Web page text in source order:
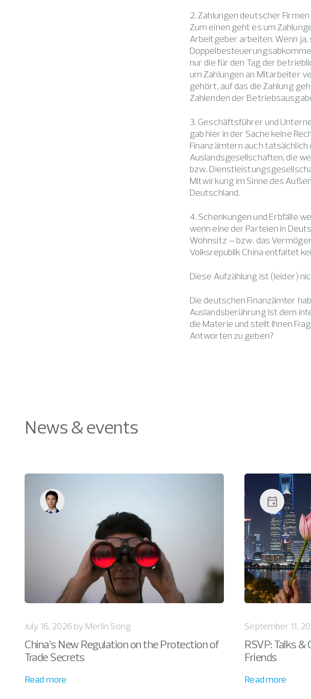
2. Zahlungen deutscher
Zum einen geht es um
Arbeitgeber arbeiten. Wenn
nur die für den Tag der
um Zahlungen an Mitarbeiter
gehört, auf das die Zahlung
Zahlenden der
3. Geschäftsführer und
gab hier in der Sache keine
Finanzämtern auch
Auslandsgesellschaften, die
bzw.
Mitwirkung im Sinne des
Deutschland.
4. Schenkungen und Erbfälle
wenn eine der Parteien in
Wohnsitz – bzw. das
Volksrepublik China entfaltet
Diese Aufzählung ist (leider)
Die deutschen Finanzämter
Auslandsberührung ist dem
die Materie und stellt Ihnen
Antworten zu geben?
News & events
July 16, 2026 by Merlin Song
China’s New Regulation on the Protection of
Trade Secrets
Read more
event
September 11,
RSVP: Talks
Friends
Read more